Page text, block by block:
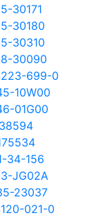
30171
30180
30310
30090
699-0
10W00
01G00
34-156
JG02A
23037
021-0